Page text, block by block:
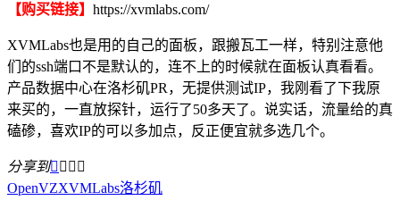
【购买链接】 https://xvmlabs.com/
XVMLabs也是用的自己的面板，跟搬瓦工一样，特别注意他
们的ssh端口不是默认的，连不上的时候就在面板认真看看。
产品数据中心在洛杉矶PR，无提供测试IP，我刚看了下我原
来买的，一直放探针，运行了50多天了。说实话，流量给的真
磕碜，喜欢IP的可以多加点，反正便宜就多选几个。
分享到   
OpenVZXVMLabs洛杉矶